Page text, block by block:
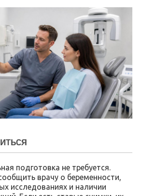
подготовка не требуется.
врачу о беременности,
исследованиях и наличии